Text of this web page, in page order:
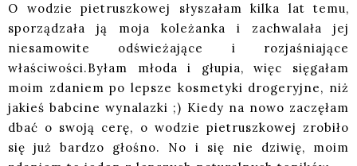
O wodzie pietruszkowej słyszałam kilka lat temu,
sporządzała ją moja koleżanka i zachwalała jej
niesamowite odświeżające i rozjaśniające
właściwości.Byłam młoda i głupia, więc sięgałam
moim zdaniem po lepsze kosmetyki drogeryjne, niż
jakieś babcine wynalazki ;) Kiedy na nowo zaczęłam
dbać o swoją cerę, o wodzie pietruszkowej zrobiło
się już bardzo głośno. No i się nie dziwię, moim